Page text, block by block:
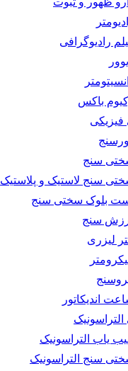
رادیوگرافی
باکس
فیزیکی
سنج
سنج لاستیک و پلاستیک
بلوک سختی سنج
سنج
لیزری
اندیکاتور
یاب التراسونیک
سنج التراسونیک